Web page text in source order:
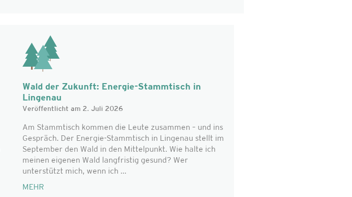
Wald der Zukunft: Energie-Stammtisch in
Lingenau
Veröffentlicht am 2. Juli 2026
Am Stammtisch kommen die Leute zusammen – und ins
Gespräch. Der Energie-Stammtisch in Lingenau stellt im
September den Wald in den Mittelpunkt. Wie halte ich
meinen eigenen Wald langfristig gesund? Wer
unterstützt mich, wenn ich ...
MEHR